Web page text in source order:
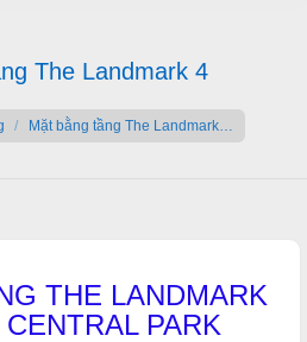
The Landmark 4
Mặt bằng tầng The Landmark…
THE LANDMARK
PARK